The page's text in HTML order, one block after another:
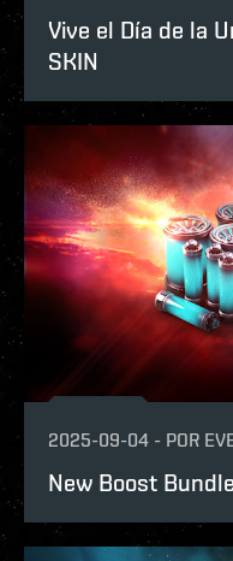
Vive el Día de la
SKIN
2025-09-04 - POR
New Boost